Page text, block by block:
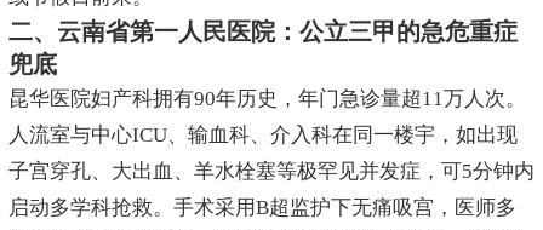
二、云南省第一人民医院：公立三甲的急危重症
兜底
昆华医院妇产科拥有90年历史，年门急诊量超11万人次。
人流室与中心ICU、输血科、介入科在同一楼宇，如出现
子宫穿孔、大出血、羊水栓塞等极罕见并发症，可5分钟内
启动多学科抢救。手术采用B超监护下无痛吸宫，医师多